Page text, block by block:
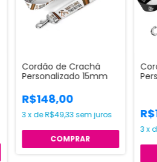
Cordão de Crachá
Personalizado 15mm
R$148,00
3 xdeR$49,33 sem juros
COMPRAR
3x